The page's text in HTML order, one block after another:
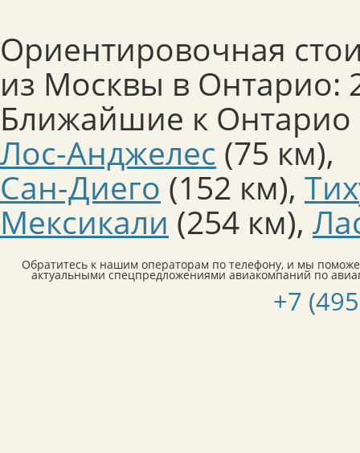
Ориентировочная
из Москвы в Онтарио:
Ближайшие к Онтарио
Лос-Анджелес (75 км),
Сан-Диего (152 км),
Мексикали (254 км),
Обратитесь к нашим операторам по телефону, и мы
актуальными спецпредложениями авиакомпаний по
+7